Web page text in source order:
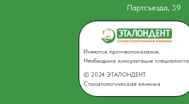
Партсъезда, 39
© 2024 ЭТАЛОНДЕНТ
Стоматологическая клиника
Имеются противопоказания.
Необходима консультация специалиста.